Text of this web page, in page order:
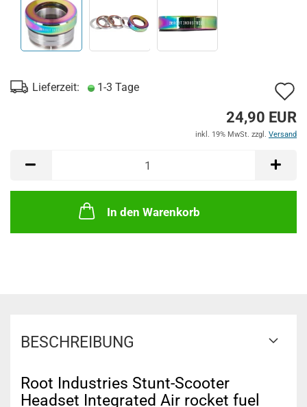
Lieferzeit: 1-3 Tage
24,90 EUR
inkl. 19% MwSt. zzgl. Versand
In den Warenkorb
BESCHREIBUNG
Root Industries Stunt-Scooter
Headset Integrated Air rocket fuel